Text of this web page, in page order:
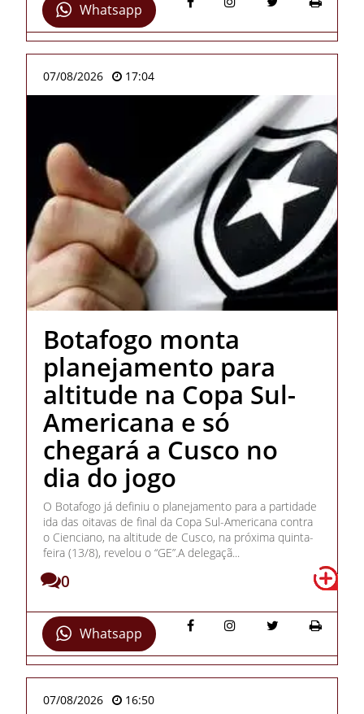
Whatsapp
07/08/2026 17:04
Botafogo monta
planejamento para
altitude na Copa Sul-
Americana e só
chegará a Cusco no
dia do jogo
O Botafogo já definiu o planejamento para a partidade
ida das oitavas de final da Copa Sul-Americana contra
o Cienciano, na altitude de Cusco, na próxima quinta-
feira (13/8), revelou o “GE”.A delegaçã...
0
Whatsapp
07/08/2026 16:50